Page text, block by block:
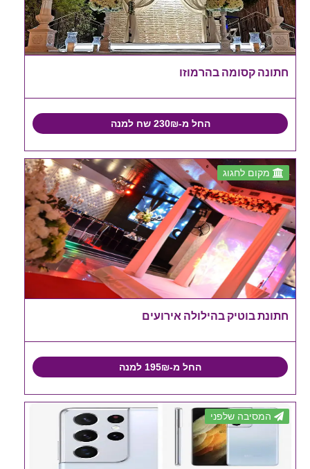
חתונה קסומה בהרמוזו
החל מ-230₪ שח למנה
מקום לחגוג
חתונת בוטיק בהילולה אירועים
החל מ-195₪ למנה
המסיבה שלפני